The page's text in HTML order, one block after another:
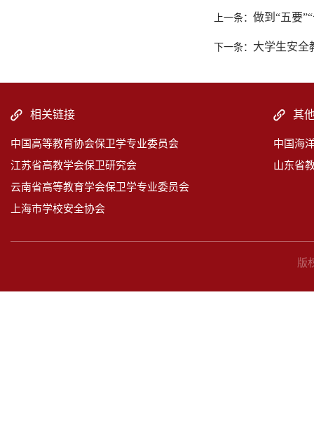
上一条： 做到“五要
下一条： 大学生安全
相关链接
中国高等教育协会保卫学专业委员会
江苏省高教学会保卫研究会
云南省高等教育学会保卫学专业委员会
上海市学校安全协会
其
中国海
山东省
版